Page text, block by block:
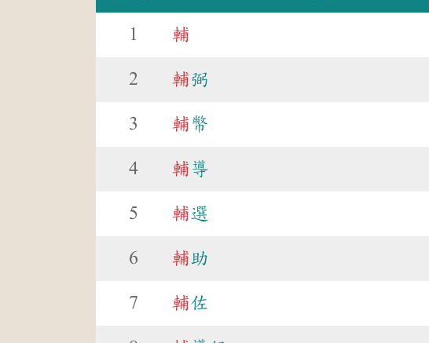
1 輔
2 輔弼
3 輔 幣
4 輔 導
5 輔選
6 輔助
7 輔佐